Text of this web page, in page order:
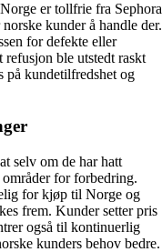
er tollfrie fra Sephora
kunder å handle der.
for defekte eller
ble utstedt raskt
på kundetilfredshet og
selv om de har hatt
for forbedring.
for kjøp til Norge og
frem. Kunder setter pris
også til kontinuerlig
kunders behov bedre.